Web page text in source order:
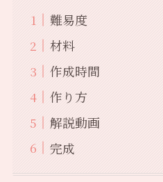
難易度
材料
作成時間
作り方
解説動画
完成